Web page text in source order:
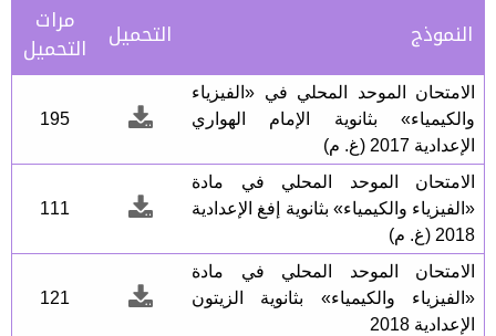
النموذج التحميل مرات
التحميل
الامتحان الموحد المحلي في «الفيزياء
والكيمياء» بثانوية الإمام الهواري
الإعدادية 2017 (غ. م)
195
الامتحان الموحد المحلي في مادة
«الفيزياء والكيمياء» بثانوية إفغ الإعدادية
2018 (غ. م)
111
الامتحان الموحد المحلي في مادة
«الفيزياء والكيمياء» بثانوية الزيتون
الإعدادية 2018
121